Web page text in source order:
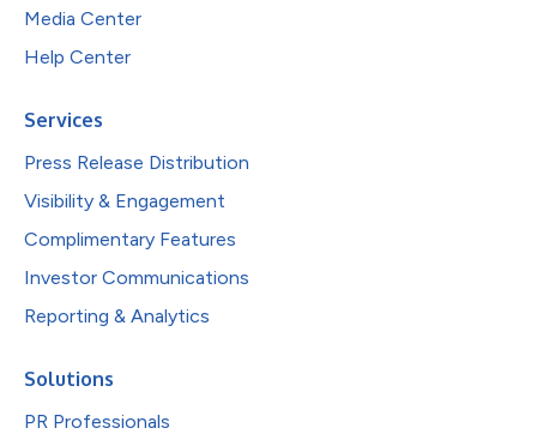
Media Center
Help Center
Services
Press Release Distribution
Visibility & Engagement
Complimentary Features
Investor Communications
Reporting & Analytics
Solutions
PR Professionals